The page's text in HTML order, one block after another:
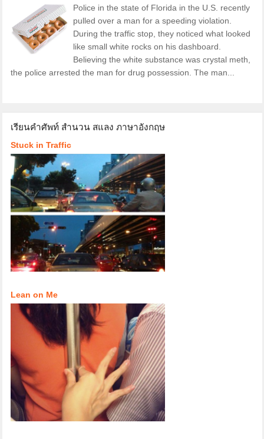
Police in the state of Florida in the U.S. recently
pulled over a man for a speeding violation.
During the traffic stop, they noticed what looked
like small white rocks on his dashboard.
Believing the white substance was crystal meth,
the police arrested the man for drug possession. The man...
เรียนคำศัพท์ สำนวน สแลง ภาษาอังกฤษ
Stuck in Traffic
Lean on Me